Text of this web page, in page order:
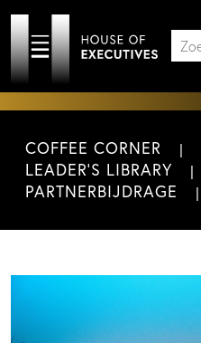
COFFEE CORNER
LEADER'S LIBRARY
PARTNERBIJDRAGE